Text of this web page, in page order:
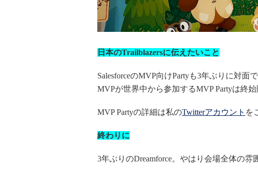
日本のTrailblazersに伝えたいこと
SalesforceのMVP向けPartyも3年ぶりに対
MVPが世界中から参加するMVP Partyは終始
MVP Partyの詳細は私のTwitterアカウント を
終わりに
3年ぶりのDreamforce。やはり会場全体の雰